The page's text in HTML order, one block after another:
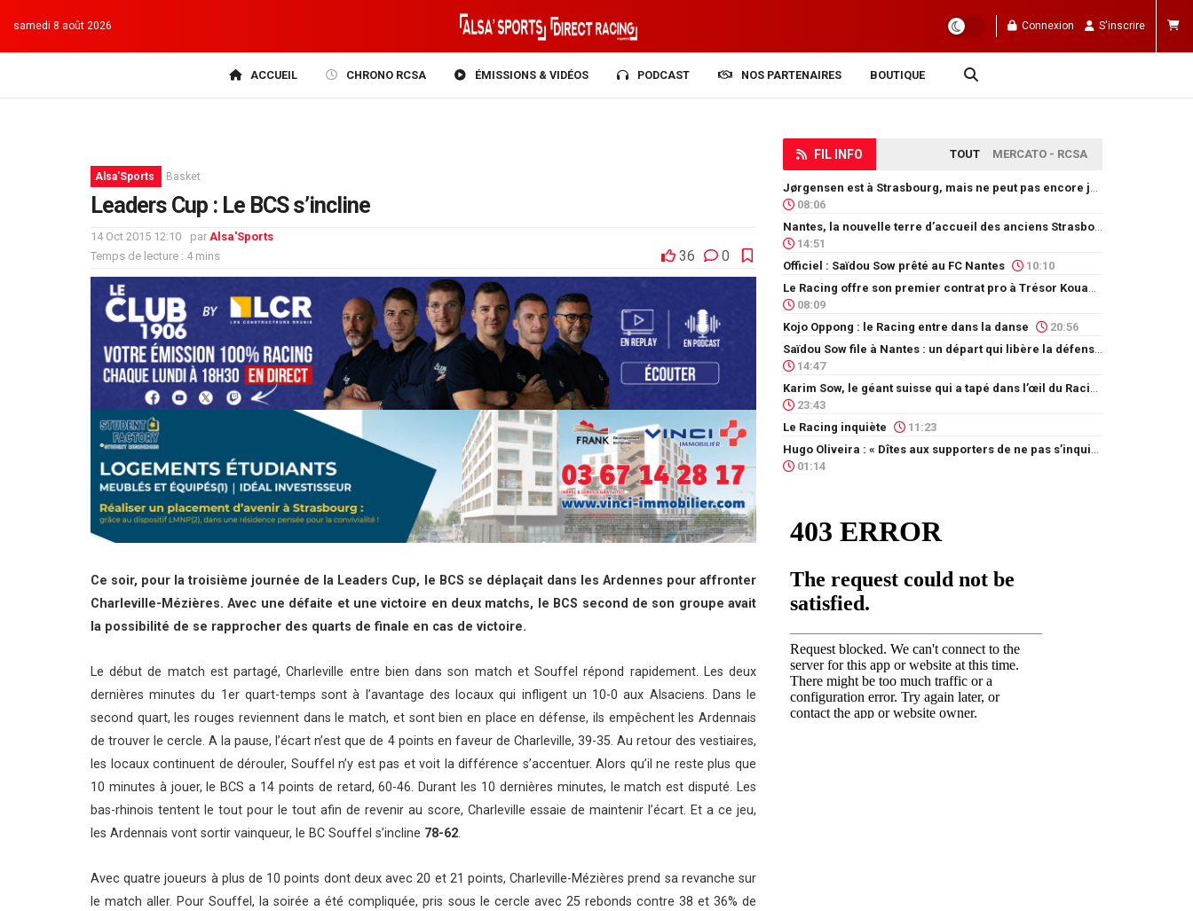
samedi 8 août 2026 Connexion S'inscrire
ACCUEIL CHRONO RCSA ÉMISSIONS & VIDÉOS PODCAST NOS PARTENAIRES BOUTIQUE
Alsa'Sports Basket
Leaders Cup : Le BCS s’incline
14 Oct 2015 12:10 par Alsa'Sports
Temps de lecture : 4 mins
36 0
Ce soir, pour la troisième journée de la Leaders Cup, le BCS se déplaçait dans les Ardennes pour affronter
Charleville-Mézières. Avec une défaite et une victoire en deux matchs, le BCS second de son groupe avait
la possibilité de se rapprocher des quarts de finale en cas de victoire.
Le début de match est partagé, Charleville entre bien dans son match et Souffel répond rapidement. Les deux
dernières minutes du 1er quart-temps sont à l’avantage des locaux qui infligent un 10-0 aux Alsaciens. Dans le
second quart, les rouges reviennent dans le match, et sont bien en place en défense, ils empêchent les Ardennais
de trouver le cercle. A la pause, l’écart n’est que de 4 points en faveur de Charleville, 39-35. Au retour des vestiaires,
les locaux continuent de dérouler, Souffel n’y est pas et voit la différence s’accentuer. Alors qu’il ne reste plus que
10 minutes à jouer, le BCS a 14 points de retard, 60-46. Durant les 10 dernières minutes, le match est disputé. Les
bas-rhinois tentent le tout pour le tout afin de revenir au score, Charleville essaie de maintenir l’écart. Et a ce jeu,
les Ardennais vont sortir vainqueur, le BC Souffel s’incline 78-62.
Avec quatre joueurs à plus de 10 points dont deux avec 20 et 21 points, Charleville-Mézières prend sa revanche sur
le match aller. Pour Souffel, la soirée a été compliquée, pris sous le cercle avec 25 rebonds contre 38 et 36% de
FIL INFO TOUT MERCATO - RCSA
08:06
14:51
Officiel : Saïdou Sow prêté au FC Nantes
10:10
08:09
Kojo Oppong : le Racing entre dans la danse
20:56
14:47
23:43
Le Racing inquiète
11:23
01:14